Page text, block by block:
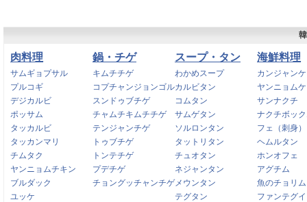
肉料理
サムギョプサル
プルコギ
デジカルビ
ポッサム
タッカルビ
タッカンマリ
チムタク
ヤンニョムチキン
ブルダック
ユッケ
鍋・チゲ
キムチチゲ
コプチャンジョンゴル
スンドゥブチゲ
チャムチキムチチゲ
テンジャンチゲ
トゥブチゲ
トンテチゲ
プデチゲ
チョングッチャンチゲ
スープ・タン
わかめスープ
カルビタン
コムタン
サムゲタン
ソルロンタン
タットリタン
チュオタン
ネジャンタン
メウンタン
テグタン
海鮮料理
カンジャン
ヤンニョム
サンナクチ
ナクチボッ
フェ（刺身）
ヘムルタン
ホンオフェ
アグチム
魚のチョリム
ファンテグイ